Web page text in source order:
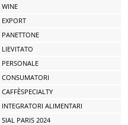
WINE
EXPORT
PANETTONE
LIEVITATO
PERSONALE
CONSUMATORI
CAFFÈSPECIALTY
INTEGRATORI ALIMENTARI
SIAL PARIS 2024